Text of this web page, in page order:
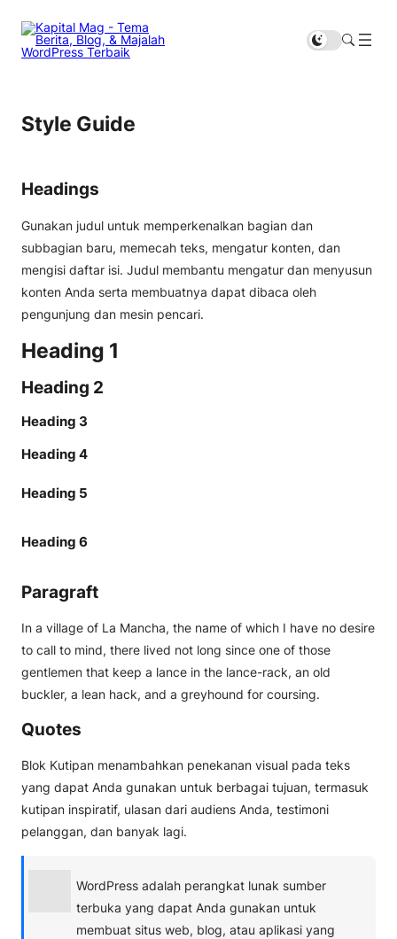
Style Guide
Headings
Gunakan judul untuk memperkenalkan bagian dan
subbagian baru, memecah teks, mengatur konten, dan
mengisi daftar isi. Judul membantu mengatur dan menyusun
konten Anda serta membuatnya dapat dibaca oleh
pengunjung dan mesin pencari.
Heading 1
Heading 2
Heading 3
Heading 4
Heading 5
Heading 6
Paragraft
In a village of La Mancha, the name of which I have no desire
to call to mind, there lived not long since one of those
gentlemen that keep a lance in the lance-rack, an old
buckler, a lean hack, and a greyhound for coursing.
Quotes
Blok Kutipan menambahkan penekanan visual pada teks
yang dapat Anda gunakan untuk berbagai tujuan, termasuk
kutipan inspiratif, ulasan dari audiens Anda, testimoni
pelanggan, dan banyak lagi.
WordPress adalah perangkat lunak sumber
terbuka yang dapat Anda gunakan untuk
membuat situs web, blog, atau aplikasi yang